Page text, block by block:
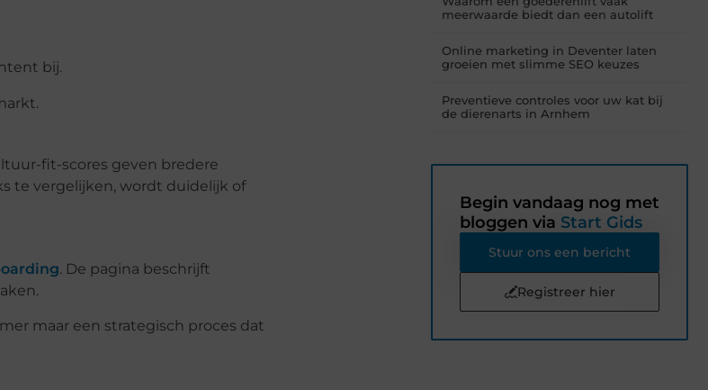
bij.
fit-scores geven bredere
te vergelijken, wordt duidelijk of
. De pagina beschrijft
maar een strategisch proces dat
meerwaarde biedt dan een autolift
Online marketing in Deventer laten
groeien met slimme SEO keuzes
Preventieve controles voor uw kat bij
de dierenarts in Arnhem
Begin vandaag nog met
bloggen via Start Gids
Stuur ons een bericht
Registreer hier